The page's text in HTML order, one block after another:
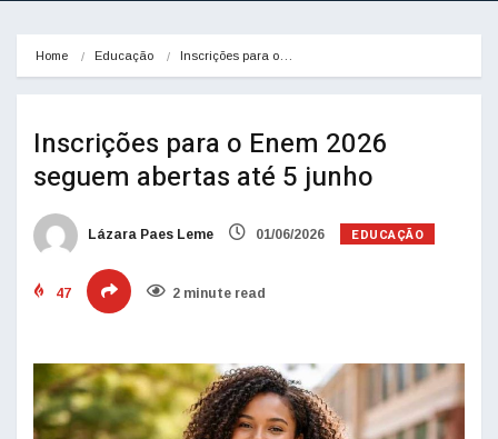
Home Educação Inscrições para o…
Inscrições para o Enem 2026
seguem abertas até 5 junho
Lázara Paes Leme 01/06/2026 EDUCAÇÃO
47 2 minute read